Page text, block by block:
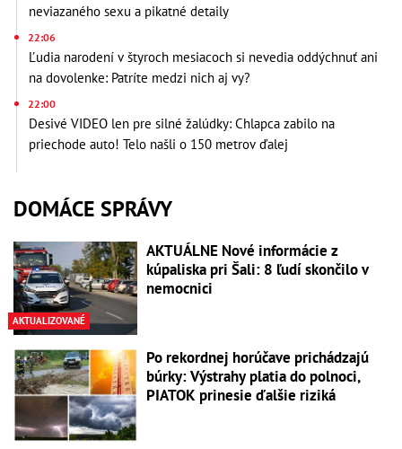
neviazaného sexu a pikatné detaily
22:06
Ľudia narodení v štyroch mesiacoch si nevedia oddýchnuť ani
na dovolenke: Patríte medzi nich aj vy?
22:00
Desivé VIDEO len pre silné žalúdky: Chlapca zabilo na
priechode auto! Telo našli o 150 metrov ďalej
DOMÁCE SPRÁVY
AKTUALIZOVANÉ
AKTUÁLNE Nové informácie z
kúpaliska pri Šali: 8 ľudí skončilo v
nemocnici
Po rekordnej horúčave prichádzajú
búrky: Výstrahy platia do polnoci,
PIATOK prinesie ďalšie riziká